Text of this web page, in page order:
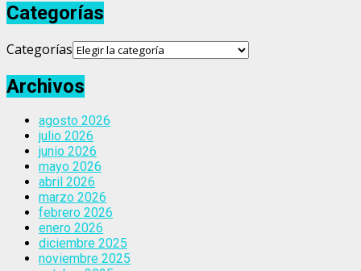
Categorías
Categorías
Archivos
agosto 2026
julio 2026
junio 2026
mayo 2026
abril 2026
marzo 2026
febrero 2026
enero 2026
diciembre 2025
noviembre 2025